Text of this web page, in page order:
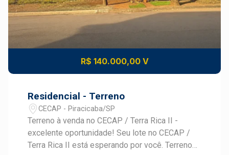
R$ 140.000,00 V
Residencial - Terreno
CECAP - Piracicaba/SP
Terreno à venda no CECAP / Terra Rica II -
excelente oportunidade! Seu lote no CECAP /
Terra Rica II está esperando por você. Terreno